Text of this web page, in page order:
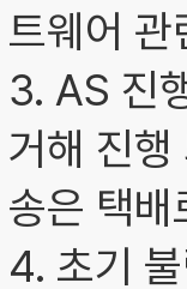
트웨어
3. AS 진
거해 진
송은 택
4. 초기